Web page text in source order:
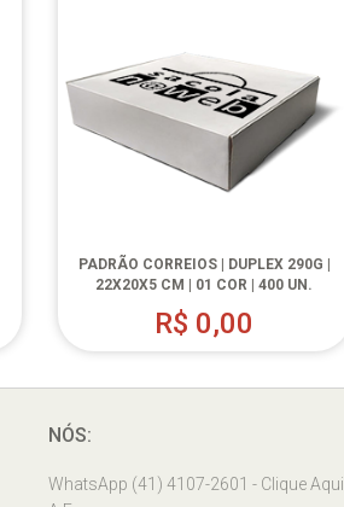
PADRÃO CORREIOS | DUPLEX 290G |
22X20X5 CM | 01 COR | 400 UN.
R$ 0,00
NÓS:
WhatsApp (41) 4107-2601 - Clique Aqui